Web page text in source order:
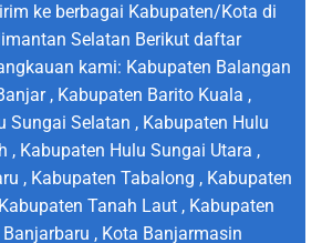
ke berbagai Kabupaten/Kota di
Selatan Berikut daftar
kami: Kabupaten Balangan
, Kabupaten Barito Kuala ,
Sungai Selatan , Kabupaten Hulu
, Kabupaten Hulu Sungai Utara ,
, Kabupaten Tabalong , Kabupaten
Tanah Laut , Kabupaten
, Kota Banjarmasin